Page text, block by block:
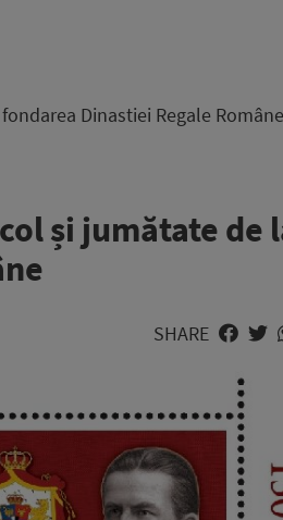
Dinastiei Regale Române
și jumătate de
SHARE